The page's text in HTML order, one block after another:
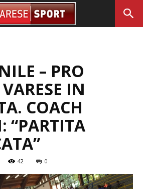
– PRO
IN
COACH
“PARTITA
42 0